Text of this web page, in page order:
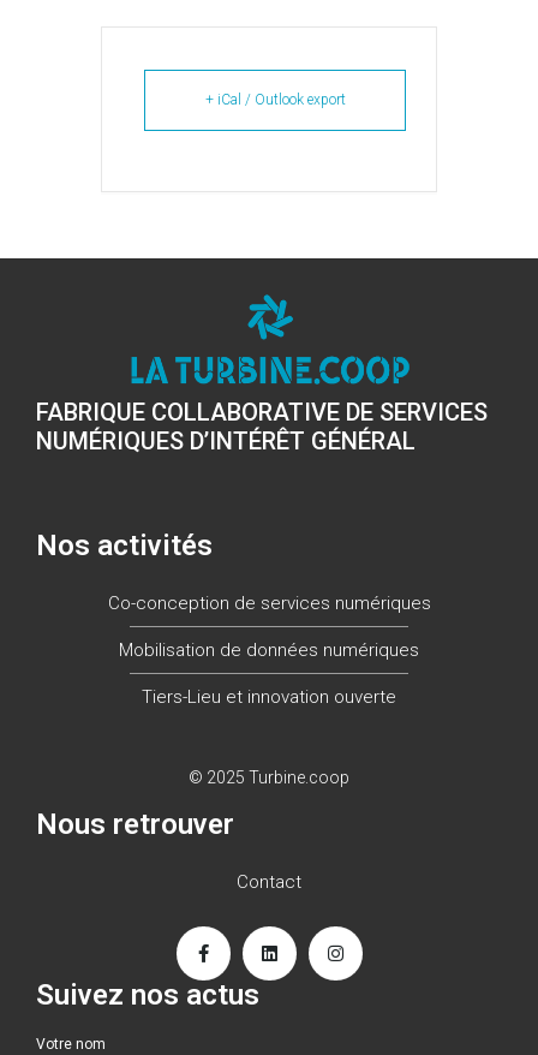
+ iCal / Outlook export
FABRIQUE COLLABORATIVE DE SERVICES
NUMÉRIQUES D’INTÉRÊT GÉNÉRAL
Nos activités
Co-conception de services numériques
Mobilisation de données numériques
Tiers-Lieu et innovation ouverte
© 2025 Turbine.coop
Nous retrouver
Contact
Suivez nos actus
Votre nom